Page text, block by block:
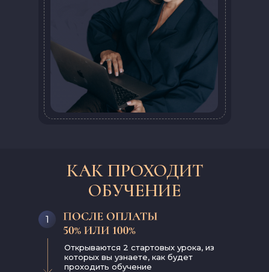
КАК ПРОХОДИТ
ОБУЧЕНИЕ
Открываются 2 стартовых урока, из
которых вы узнаете, как будет
проходить обучение